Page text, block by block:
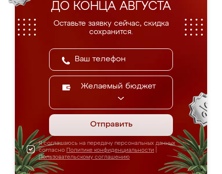
ДО КОНЦА АВГУСТА
Оставьте заявку сейчас, скидка
сохранится.
Желаемый бюджет
Отправить
Я соглашаюсь на передачу персональных данных
согласно Политике конфиденциальности
Пользовательскому соглашению